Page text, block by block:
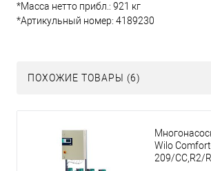
*Масса нетто прибл.: 921 кг
*Артикульный номер: 4189230
ПОХОЖИЕ ТОВАРЫ (6)
Wilo
209/CC,R2/